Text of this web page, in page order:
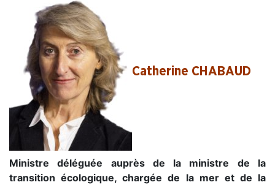
Catherine CHABAUD
Ministre déléguée auprès de la ministre de la
transition écologique, chargée de la mer et de la